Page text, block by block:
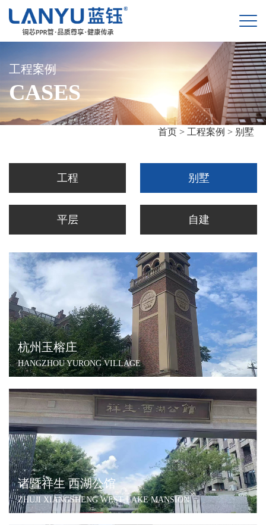
工程案例
CASES
首页 > 工程案例 > 别墅
工程 别墅
平层 自建
杭州玉榕庄
HANGZHOU YURONG VILLAGE
诸暨祥生 西湖公馆
ZHUJI XIANGSHENG WEST LAKE MANSION